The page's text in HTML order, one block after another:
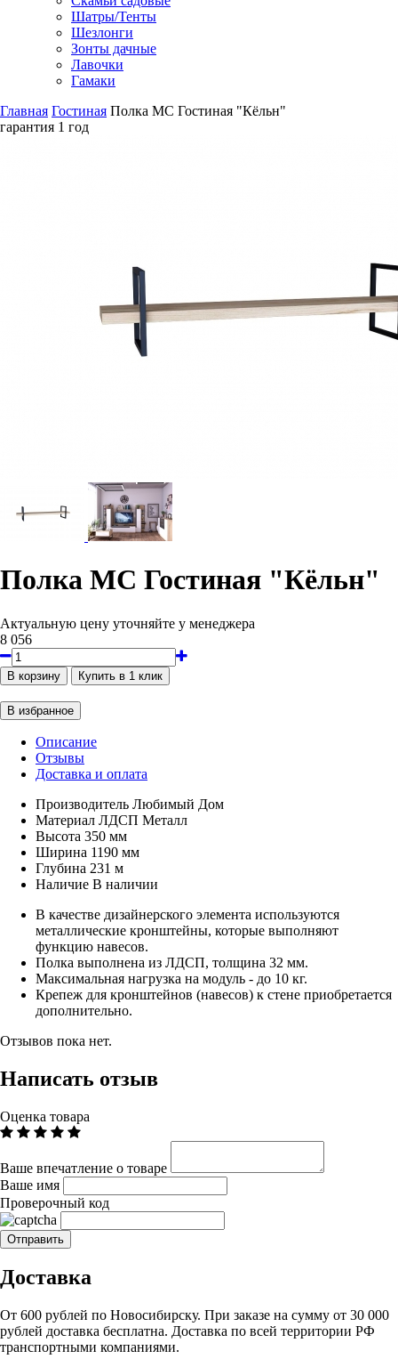
Шатры/Тенты
Шезлонги
Зонты дачные
Лавочки
Гамаки
Главная Гостиная Полка МС Гостиная "Кёльн"
гарантия 1 год
Полка МС Гостиная "Кёльн"
Актуальную цену уточняйте у менеджера
8 056
Описание
Отзывы
Доставка и оплата
Производитель Любимый Дом
Материал ЛДСП Металл
Высота 350 мм
Ширина 1190 мм
Глубина 231 м
Наличие В наличии
В качестве дизайнерского элемента используются
металлические кронштейны, которые выполняют
функцию навесов.
Полка выполнена из ЛДСП, толщина 32 мм.
Максимальная нагрузка на модуль - до 10 кг.
Крепеж для кронштейнов (навесов) к стене приобретается
дополнительно.
Отзывов пока нет.
Написать отзыв
Оценка товара
Ваше впечатление о товаре
Ваше имя
Проверочный код
Доставка
От 600 рублей по Новосибирску. При заказе на сумму от 30 000
рублей доставка бесплатна. Доставка по всей территории РФ
транспортными компаниями.